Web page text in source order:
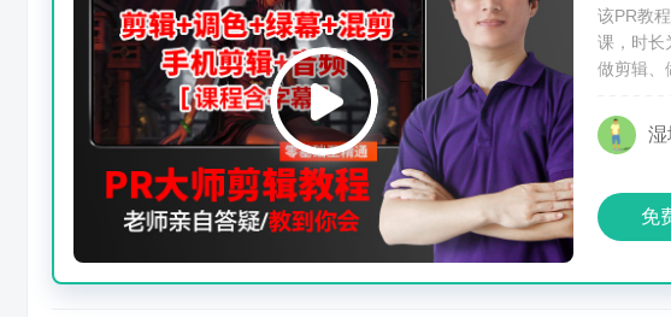
该PR教
课，时长
做剪辑、
场、文字
全景、批
端剪映。
常适合。
湿
免